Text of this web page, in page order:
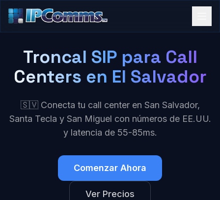
Troncal SIP para Call
Centers en El Salvador
🇸🇻 Conecta tu call center en San Salvador,
Santa Tecla y San Miguel con números de EE.UU.
y latencia de 55-85ms.
Comenzar Ahora
Ver Precios